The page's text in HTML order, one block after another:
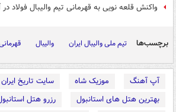
واکنش قلعه نویی به قهرمانی تیم والیبال فولاد در
برچسب‌ها تیم ملی والیبال ایران والیبال
آپ آهنگ موزیک شاه
سایت تاریخ ایران
بهترین هتل های استانبول
رزرو هتل